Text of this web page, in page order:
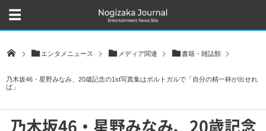
エンタメニュース メディア関連 書籍・雑誌類
乃木坂46・星野みなみ、20歳記念の1st写真集はポルトガルで「自分の精一杯が出せれ
ば」